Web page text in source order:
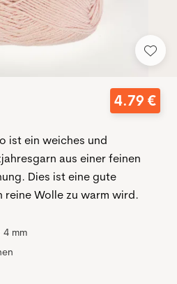
Bewertung:
bewertungen:
4.79 €
ist ein weiches und
aus einer feinen
Dies ist eine gute
reine Wolle zu warm wird.
4 mm